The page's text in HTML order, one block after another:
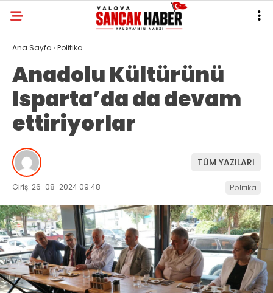
Ana Sayfa ›Politika
Anadolu Kültürünü
Isparta’da da devam
ettiriyorlar
TÜM YAZILARI
Giriş: 26-08-2024 09:48 Politika